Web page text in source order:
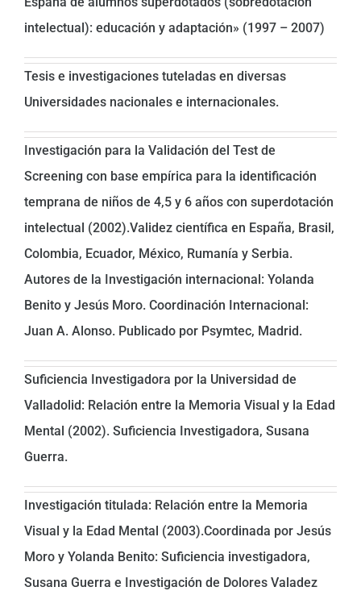
intelectual): educación y adaptación» (1997 – 2007)
Tesis e investigaciones tuteladas en diversas
Universidades nacionales e internacionales.
Investigación para la Validación del Test de
Screening con base empírica para la identificación
temprana de niños de 4,5 y 6 años con superdotación
intelectual (2002).Validez científica en España, Brasil,
Colombia, Ecuador, México, Rumanía y Serbia.
Autores de la Investigación internacional: Yolanda
Benito y Jesús Moro. Coordinación Internacional:
Juan A. Alonso. Publicado por Psymtec, Madrid.
Suficiencia Investigadora por la Universidad de
Valladolid: Relación entre la Memoria Visual y la Edad
Mental (2002). Suficiencia Investigadora, Susana
Guerra.
Investigación titulada: Relación entre la Memoria
Visual y la Edad Mental (2003).Coordinada por Jesús
Moro y Yolanda Benito: Suficiencia investigadora,
Susana Guerra e Investigación de Dolores Valadez